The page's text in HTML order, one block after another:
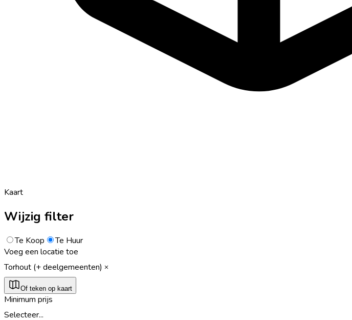
Kaart
Wijzig filter
Te Koop
Te Huur
Voeg een locatie toe
Torhout (+ deelgemeenten)
Of teken op kaart
Minimum prijs
Selecteer...